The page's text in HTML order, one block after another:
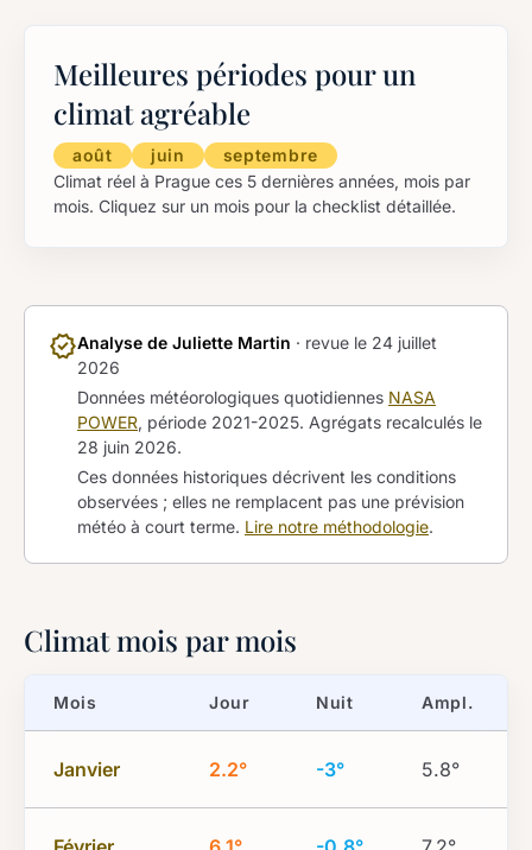
Meilleures périodes pour un
climat agréable
août juin
septembre
Climat réel à Prague ces 5 dernières années, mois par
mois. Cliquez sur un mois pour la checklist détaillée.
verifiedAnalyse de Juliette Martin · revue le 24 juillet
2026
Données météorologiques quotidiennes NASA
POWER, période 2021-2025. Agrégats recalculés le
28 juin 2026.
Ces données historiques décrivent les conditions
observées ; elles ne remplacent pas une prévision
météo à court terme. Lire notre méthodologie.
Climat mois par mois
Mois Jour Nuit Ampl.
Janvier 2.2° -3° 5.8°